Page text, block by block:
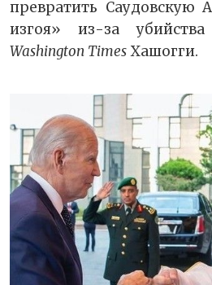
превратить Саудовскую
изгоя» из-за
Washington TimesХашогги.